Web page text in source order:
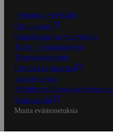
S-Business yrityksille
Oiva-raportit
Osuuskauppojen yhteystiedot
Tilaus- ja toimitusehdot
Tietosuojakäytäntö
Palvelun käyttöehdot
Saavutettavuus
Mobiilisovelluksen saavutettavuus
Mainostajalle
Muuta evästeasetuksia